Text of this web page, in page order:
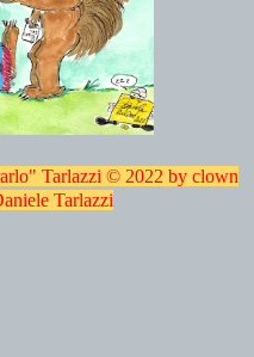
Tarlazzi © 2022 by clown
Tarlazzi